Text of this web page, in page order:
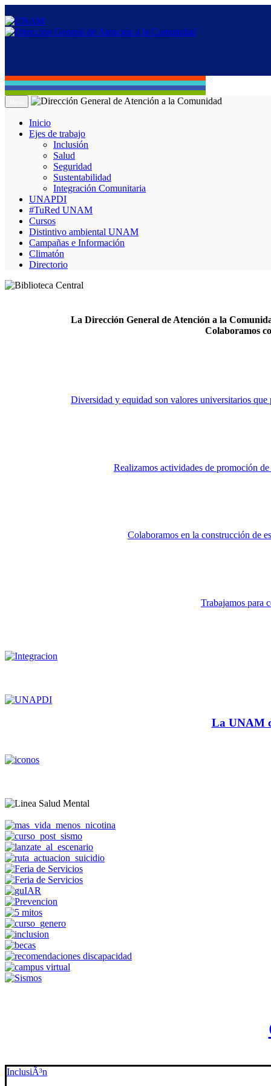
Inicio
Ejes de trabajo
Inclusión
Salud
Seguridad
Sustentabilidad
Integración Comunitaria
UNAPDI
#TuRed UNAM
Cursos
Distintivo ambiental UNAM
Campañas e Información
Climatón
Directorio
La Dirección General de Atención a la
Colaboramos
Diversidad y equidad son valores universitarios que
Realizamos actividades de promoción
Colaboramos en la construcción de
Trabajamos para
La UNAM
InclusiÃ³n